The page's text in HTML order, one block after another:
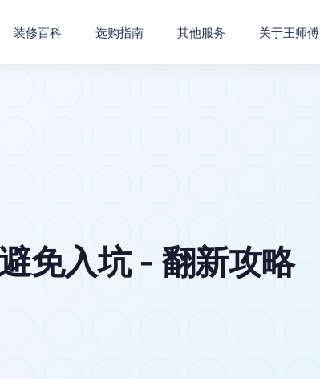
装修百科 选购指南 其他服务 关于王师傅
免入坑 - 翻新攻略